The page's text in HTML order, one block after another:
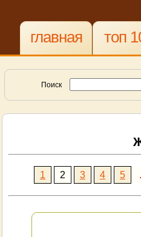
главная топ
Поиск
1 2 3 4 5